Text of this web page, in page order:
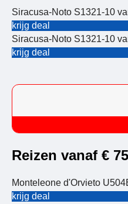
Siracusa-Noto S1321-10
krijg deal
Siracusa-Noto S1321-10
krijg deal
Reizen vanaf €
Monteleone d'Orvieto
krijg deal